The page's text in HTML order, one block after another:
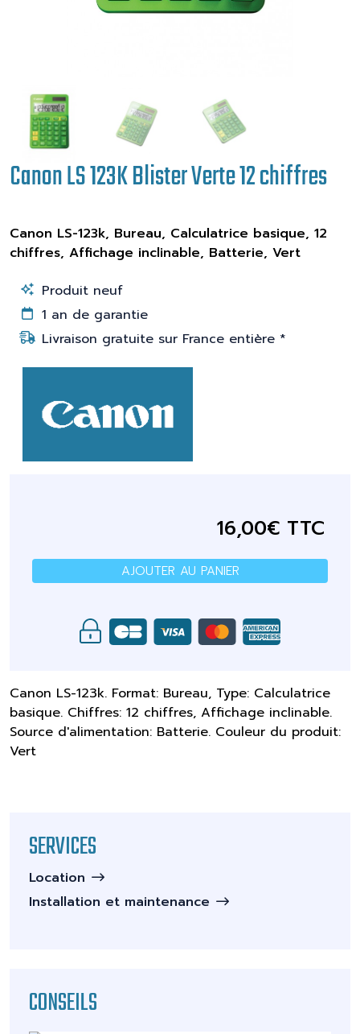
Canon LS 123K Blister Verte 12 chiffres
Canon LS-123k, Bureau, Calculatrice basique, 12
chiffres, Affichage inclinable, Batterie, Vert
Produit neuf
1 an de garantie
Livraison gratuite sur France entière *
16,00€ TTC
AJOUTER AU PANIER
Canon LS-123k. Format: Bureau, Type: Calculatrice
basique. Chiffres: 12 chiffres, Affichage inclinable.
Source d'alimentation: Batterie. Couleur du produit:
Vert
SERVICES
Location
Installation et maintenance
CONSEILS